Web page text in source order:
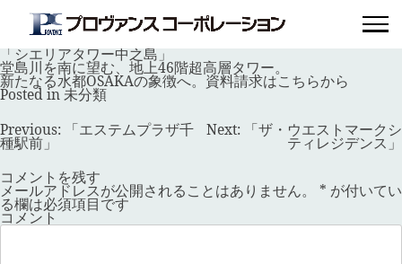
Posted on2023年3月26日byprovence_master
「シエリアタワー中之島」
堂島川を南に望む、地上46階超高層タワー。
新たなる水都OSAKAの象徴へ。資料請求はこちらから
Posted in未分類
投
稿
ナ
ビ
ゲ
ー
シ
ョ
Previous: 「エステムプラザ千
種駅前」
Next: 「ザ・ウエストマークシ
ティレジデンス」
コメントを残す
メールアドレスが公開されることはありません。 * が付いてい
る欄は必須項目です
コメント